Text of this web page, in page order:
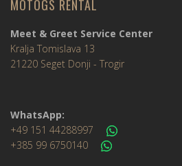
MOTOGS RENTAL
Meet & Greet Service Center
Kralja Tomislava 13
21220 Seget Donji - Trogir
WhatsApp:
+49 151 44288997
+385 99 6750140